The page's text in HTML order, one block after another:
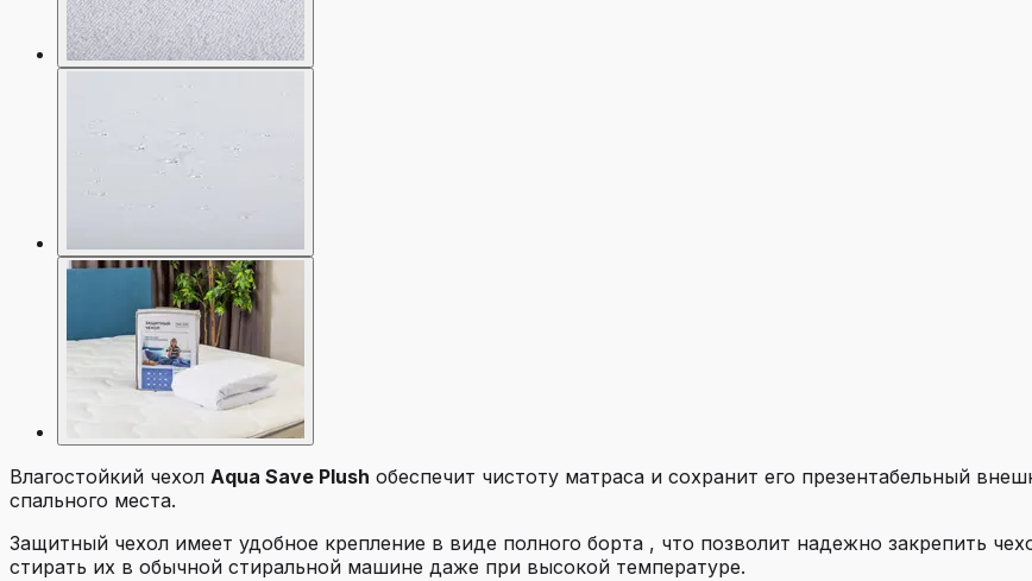
Влагостойкий чехол Aqua Save Plush обеспечит чистоту матраса и сохранит его презентабельный
спального места.
Защитный чехол имеет удобное крепление в виде полного борта , что позволит надежно закрепить
стирать их в обычной стиральной машине даже при высокой температуре.